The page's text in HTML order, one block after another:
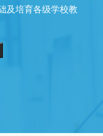
及培育各级学校教